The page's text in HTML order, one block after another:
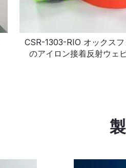
CSR-1303-RIO オックスフ
のアイロン接着反射ウェ